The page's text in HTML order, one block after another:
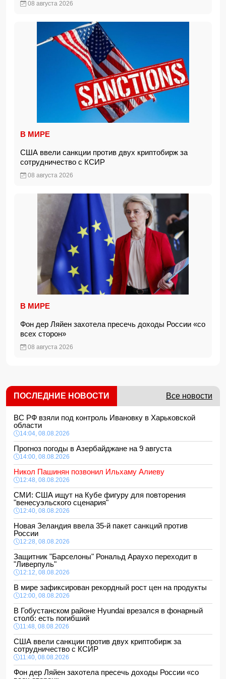
08 августа 2026
В МИРЕ
США ввели санкции против двух криптобирж за
сотрудничество с КСИР
08 августа 2026
В МИРЕ
Фон дер Ляйен захотела пресечь доходы России «со
всех сторон»
08 августа 2026
ПОСЛЕДНИЕ НОВОСТИ Все новости
ВС РФ взяли под контроль Ивановку в Харьковской
области
14:04, 08.08.2026
Прогноз погоды в Азербайджане на 9 августа
14:00, 08.08.2026
Никол Пашинян позвонил Ильхаму Алиеву
12:48, 08.08.2026
СМИ: США ищут на Кубе фигуру для повторения
"венесуэльского сценария"
12:40, 08.08.2026
Новая Зеландия ввела 35-й пакет санкций против
России
12:28, 08.08.2026
Защитник "Барселоны" Рональд Араухо переходит в
"Ливерпуль"
12:12, 08.08.2026
В мире зафиксирован рекордный рост цен на продукты
12:00, 08.08.2026
В Гобустанском районе Hyundai врезался в фонарный
столб: есть погибший
11:48, 08.08.2026
США ввели санкции против двух криптобирж за
сотрудничество с КСИР
11:40, 08.08.2026
Фон дер Ляйен захотела пресечь доходы России «со